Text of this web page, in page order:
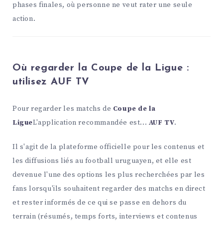
phases finales, où personne ne veut rater une seule
action.
Où regarder la Coupe de la Ligue :
utilisez AUF TV
Pour regarder les matchs de Coupe de la
LigueL'application recommandée est... AUF TV.
Il s'agit de la plateforme officielle pour les contenus et
les diffusions liés au football uruguayen, et elle est
devenue l'une des options les plus recherchées par les
fans lorsqu'ils souhaitent regarder des matchs en direct
et rester informés de ce qui se passe en dehors du
terrain (résumés, temps forts, interviews et contenus